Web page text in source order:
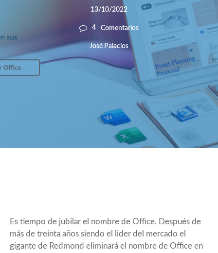
13/10/2022
4 Comentarios
José Palacios
Es tiempo de jubilar el nombre de Office. Después de
más de treinta años siendo el lider del mercado el
gigante de Redmond eliminará el nombre de Office en